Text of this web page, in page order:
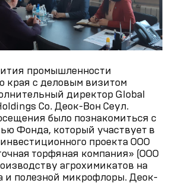
промышленности
края с деловым визитом
директор Global
Co. Деок-Вон Сеул.
было познакомиться с
Фонда, который участвует в
проекта ООО
торфяная компания» (ООО
агрохимикатов на
и полезной микрофлоры. Деок-